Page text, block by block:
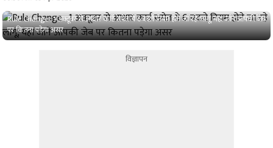
Rule Change : 1 अक्टूबर से आधार कार्ड समेत ये 6 बदले नियम होने जा रहे लागू, यहां जाने आपकी जेब
पर कितना पड़ेगा असर
विज्ञापन